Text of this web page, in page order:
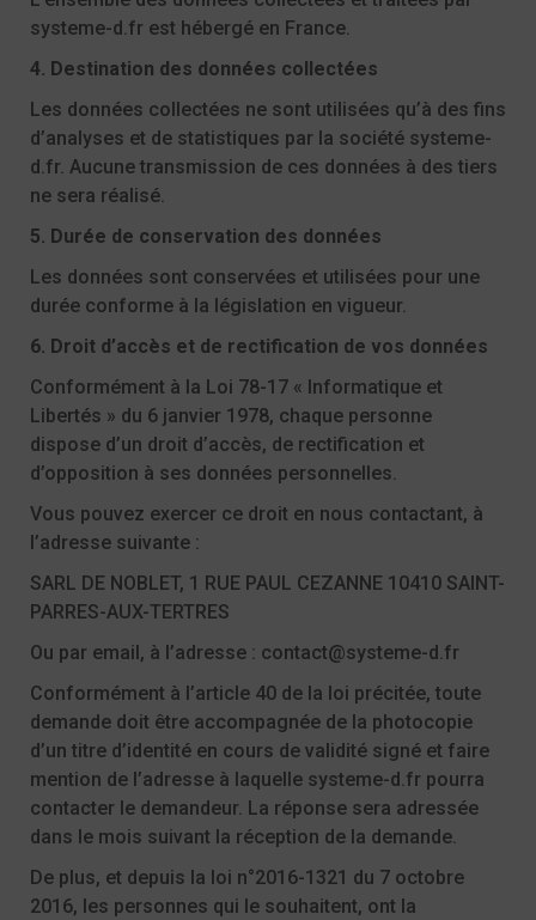
systeme-d.fr est hébergé en France.
4. Destination des données collectées
Les données collectées ne sont utilisées qu’à des fins
d’analyses et de statistiques par la société systeme-
d.fr. Aucune transmission de ces données à des tiers
ne sera réalisé.
5. Durée de conservation des données
Les données sont conservées et utilisées pour une
durée conforme à la législation en vigueur.
6. Droit d’accès et de rectification de vos données
Conformément à la Loi 78-17 « Informatique et
Libertés » du 6 janvier 1978, chaque personne
dispose d’un droit d’accès, de rectification et
d’opposition à ses données personnelles.
Vous pouvez exercer ce droit en nous contactant, à
l’adresse suivante :
SARL DE NOBLET, 1 RUE PAUL CEZANNE 10410 SAINT-
PARRES-AUX-TERTRES
Ou par email, à l’adresse : contact@systeme-d.fr
Conformément à l’article 40 de la loi précitée, toute
demande doit être accompagnée de la photocopie
d’un titre d’identité en cours de validité signé et faire
mention de l’adresse à laquelle systeme-d.fr pourra
contacter le demandeur. La réponse sera adressée
dans le mois suivant la réception de la demande.
De plus, et depuis la loi n°2016-1321 du 7 octobre
2016, les personnes qui le souhaitent, ont la